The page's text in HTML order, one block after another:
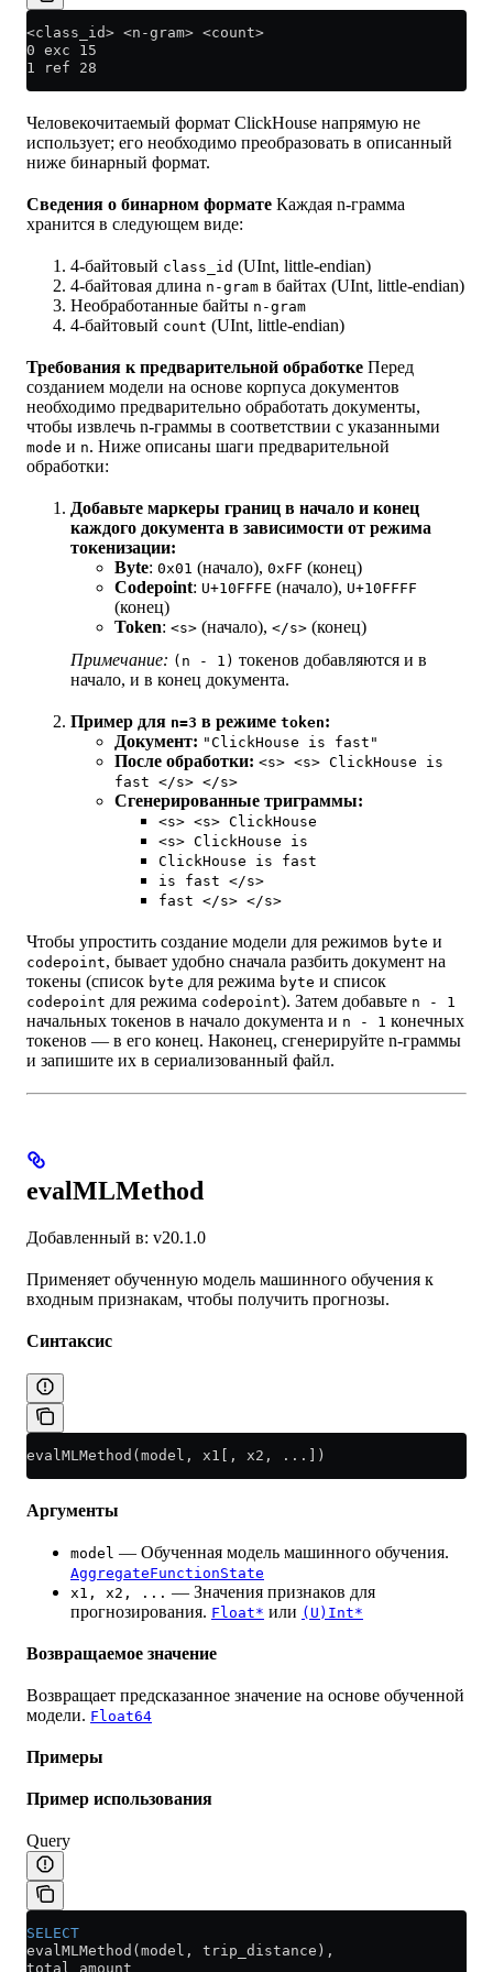
<class_id> <n-gram> <count>
0 exc 15
1 ref 28
Человекочитаемый формат ClickHouse напрямую не
использует; его необходимо преобразовать в описанный
ниже бинарный формат.
Сведения о бинарном формате Каждая n-грамма
хранится в следующем виде:
4-байтовый class_id (UInt, little-endian)
4-байтовая длина n-gram в байтах (UInt, little-endian)
Необработанные байты n-gram
4-байтовый count (UInt, little-endian)
Требования к предварительной обработке Перед
созданием модели на основе корпуса документов
необходимо предварительно обработать документы,
чтобы извлечь n-граммы в соответствии с указанными
mode и n. Ниже описаны шаги предварительной
обработки:
Добавьте маркеры границ в начало и конец
каждого документа в зависимости от режима
токенизации:
Byte: 0x01 (начало), 0xFF (конец)
Codepoint: U+10FFFE (начало), U+10FFFF
(конец)
Token: <s> (начало), </s> (конец)
Примечание: (n - 1) токенов добавляются и в
начало, и в конец документа.
Пример для n=3 в режиме token:
Документ: "ClickHouse is fast"
После обработки: <s> <s> ClickHouse is
fast </s> </s>
Сгенерированные триграммы:
<s> <s> ClickHouse
<s> ClickHouse is
ClickHouse is fast
is fast </s>
fast </s> </s>
Чтобы упростить создание модели для режимов byte и
codepoint, бывает удобно сначала разбить документ на
токены (список byte для режима byte и список
codepoint для режима codepoint). Затем добавьте n - 1
начальных токенов в начало документа и n - 1 конечных
токенов — в его конец. Наконец, сгенерируйте n-граммы
и запишите их в сериализованный файл.
evalMLMethod
Добавленный в: v20.1.0
Применяет обученную модель машинного обучения к
входным признакам, чтобы получить прогнозы.
Синтаксис
evalMLMethod(model, x1[, x2, ...])
Аргументы
model — Обученная модель машинного обучения.
AggregateFunctionState
x1, x2, ... — Значения признаков для
прогнозирования. Float* или (U)Int*
Возвращаемое значение
Возвращает предсказанное значение на основе обученной
модели. Float64
Примеры
Пример использования
Query
SELECT
evalMLMethod(model, trip_distance),
total_amount